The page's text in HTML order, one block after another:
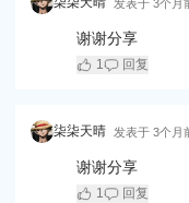
发表于 3个月
谢谢分享
1 回复
柒柒天晴 发表于 3个月
谢谢分享
1 回复